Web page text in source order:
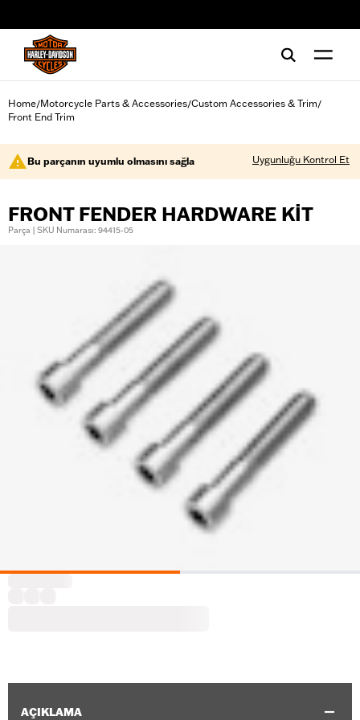
Home/Motorcycle Parts & Accessories/Custom Accessories & Trim/
Front End Trim
Bu parçanın uyumlu olmasını sağla Uygunluğu Kontrol Et
FRONT FENDER HARDWARE KIT
Parça | SKU Numarası: 94415-05
AÇIKLAMA